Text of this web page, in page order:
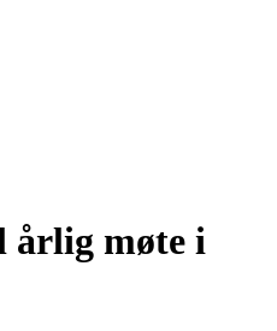
årlig møte i